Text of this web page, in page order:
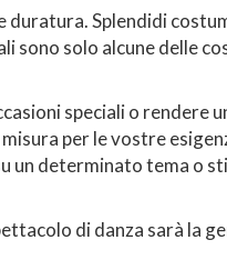
duratura. Splendidi
sono solo alcune delle
speciali o rendere
per le vostre
un determinato tema o
di danza sarà la